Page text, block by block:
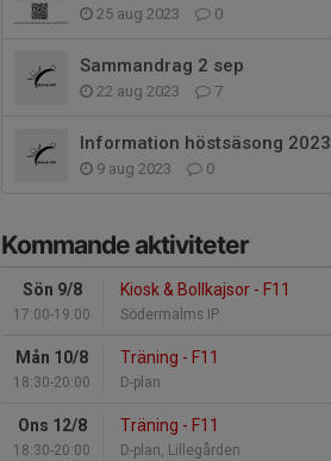
25 aug 2023 0
Sammandrag 2 sep
22 aug 2023 7
Information höstsäsong 2023
9 aug 2023 0
Kommande aktiviteter
Sön 9/8
17:00-19:00
Kiosk & Bollkajsor - F11
Södermalms IP
Mån 10/8
18:30-20:00
Träning - F11
D-plan
Ons 12/8
18:30-20:00
Träning - F11
D-plan, Lillegården